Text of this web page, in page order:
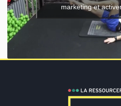
marketing et